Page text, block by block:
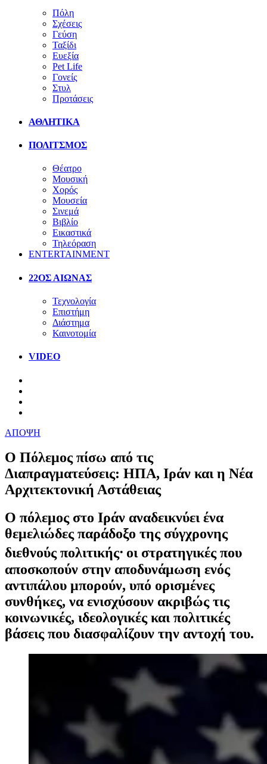
Πόλη
Σχέσεις
Γεύση
Ταξίδι
Ευεξία
Pet Life
Γονείς
Στυλ
Προτάσεις
ΑΘΛΗΤΙΚΑ
ΠΟΛΙΤΣΜΟΣ
Θέατρο
Μουσική
Χορός
Μουσεία
Σινεμά
Βιβλίο
Εικαστικά
Τηλεόραση
ENTERTAINMENT
22ΟΣ ΑΙΩΝΑΣ
Τεχνολογία
Επιστήμη
Διάστημα
Καινοτομία
VIDEO
ΑΠΟΨΗ
Ο Πόλεμος πίσω από τις
Διαπραγματεύσεις: ΗΠΑ, Ιράν και η Νέα
Αρχιτεκτονική Αστάθειας
Ο πόλεμος στο Ιράν αναδεικνύει ένα
θεμελιώδες παράδοξο της σύγχρονης
διεθνούς πολιτικής⸱ οι στρατηγικές που
αποσκοπούν στην αποδυνάμωση ενός
αντιπάλου μπορούν, υπό ορισμένες
συνθήκες, να ενισχύσουν ακριβώς τις
κοινωνικές, ιδεολογικές και πολιτικές
βάσεις που διασφαλίζουν την αντοχή του.